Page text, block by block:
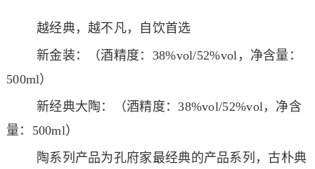
越经典，越不凡，自饮首选
新金装：（酒精度：38%vol/52%vol，净含量：
500ml）
新经典大陶：（酒精度：38%vol/52%vol，净含
量：500ml）
陶系列产品为孔府家最经典的产品系列，古朴典